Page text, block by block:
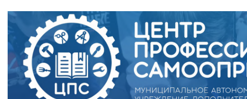
к
содержимому.
Перейти
к
навигации
инструменты